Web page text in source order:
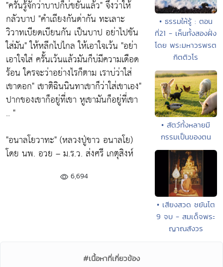
"ครั้นรู้จักว่าบาปก็บ่ขยันแล้ว" จึงว่าให้
กลัวบาป "คำเถียงกันด่ากัน ทะเลาะ
วิวาทเบียดเบียนกัน เป็นบาป อย่าไปขัน
ใส่มัน" ให้หลีกไปไกล ให้เอาใจเว้น "อย่า
เอาใจใส่ ครั้นเว้นแล้วมันก็บ่มีความเดือด
ร้อน ใครจะว่าอย่างไรก็ตาม เราบ่ว่าใส่
เขาดอก" เขาติฉินนินทาเขาก็ว่าใส่เขาเอง"
ปากของเขาก็อยู่ที่เขา หูเขามันก็อยู่ที่เขา
.. "
"อนาลโยวาทะ" (หลวงปู่ขาว อนาลโย)
โดย นพ. อวย – ม.ร.ว. ส่งศรี เกตุสิงห์
6,694
• ธรรมให้รู้ : ตอน
ที่21 - เห็นทั้งสองฝั่ง
โดย พระมหาวรพรต
กิตติวโร
• สัตว์ทั้งหลายมี
กรรมเป็นของตน
• เสียงสวด ชยันโต
9 จบ - สมเด็จพระ
ญาณสังวร
#เนื้อหาที่เกี่ยวข้อง